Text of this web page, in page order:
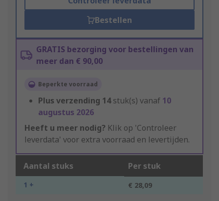
Bestellen
GRATIS bezorging voor bestellingen van
meer dan € 90,00
Beperkte voorraad
Plus verzending 14stuk(s) vanaf 10
augustus 2026
Heeft u meer nodig? Klik op 'Controleer
leverdata' voor extra voorraad en levertijden.
Aantal stuks Per stuk
1 + € 28,09